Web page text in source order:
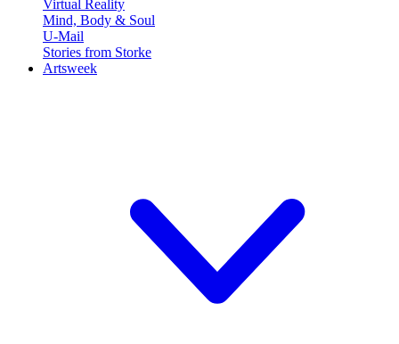
Virtual Reality
Mind, Body & Soul
U-Mail
Stories from Storke
Artsweek